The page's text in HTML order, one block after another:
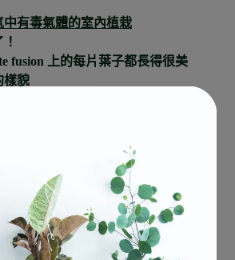
中有毒氣體的室內植栽
fusion 上的每片葉子都長得很美
樣貌
在
了件藝術品啊
方
（冬季大概一週1-2次)
水也跟小菜一樣要澆透～